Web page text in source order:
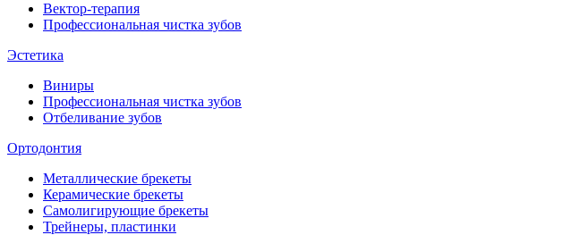
Вектор-терапия
Профессиональная чистка зубов
Эстетика
Виниры
Профессиональная чистка зубов
Отбеливание зубов
Ортодонтия
Металлические брекеты
Керамические брекеты
Самолигирующие брекеты
Трейнеры, пластинки